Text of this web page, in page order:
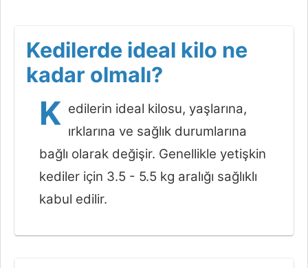
Kedilerde ideal kilo ne
kadar olmalı?
K edilerin ideal kilosu, yaşlarına,
ırklarına ve sağlık durumlarına
bağlı olarak değişir. Genellikle yetişkin
kediler için 3.5 - 5.5 kg aralığı sağlıklı
kabul edilir.